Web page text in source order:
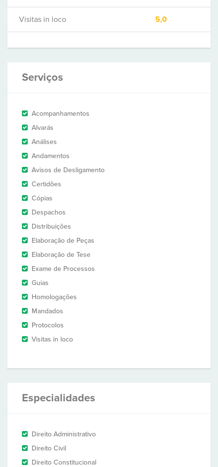
Visitas in loco 5,0
Serviços
Acompanhamentos
Alvarás
Análises
Andamentos
Avisos de Desligamento
Certidões
Cópias
Despachos
Distribuições
Elaboração de Peças
Elaboração de Tese
Exame de Processos
Guias
Homologações
Mandados
Protocolos
Visitas in loco
Especialidades
Direito Administrativo
Direito Civil
Direito Constitucional